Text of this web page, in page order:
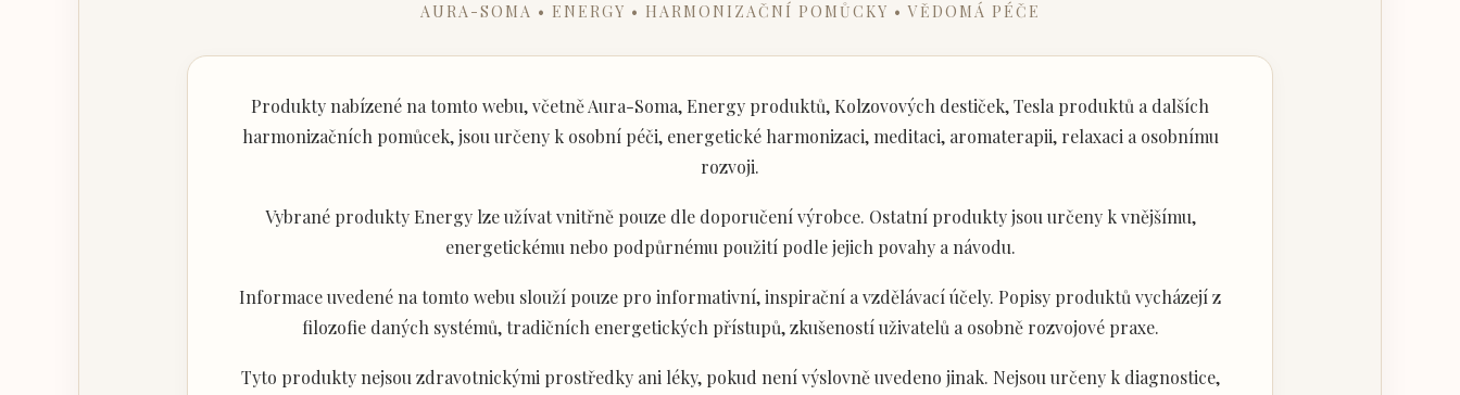
AURA-SOMA • ENERGY • HARMONIZAČNÍ POMŮCKY • VĚDOMÁ PÉČE
Produkty nabízené na tomto webu, včetně Aura-Soma, Energy produktů, Kolzovových destiček, Tesla produktů a dalších
harmonizačních pomůcek, jsou určeny k osobní péči, energetické harmonizaci, meditaci, aromaterapii, relaxaci a osobnímu
rozvoji.
Vybrané produkty Energy lze užívat vnitřně pouze dle doporučení výrobce. Ostatní produkty jsou určeny k vnějšímu,
energetickému nebo podpůrnému použití podle jejich povahy a návodu.
Informace uvedené na tomto webu slouží pouze pro informativní, inspirační a vzdělávací účely. Popisy produktů vycházejí z
filozofie daných systémů, tradičních energetických přístupů, zkušeností uživatelů a osobně rozvojové praxe.
Tyto produkty nejsou zdravotnickými prostředky ani léky, pokud není výslovně uvedeno jinak. Nejsou určeny k diagnostice,